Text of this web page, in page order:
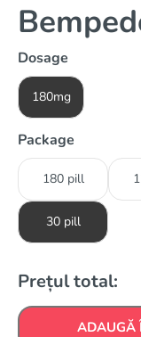
Dosage
180mg
Package
180 pill
30 pill
Prețul total:
ADAUGĂ